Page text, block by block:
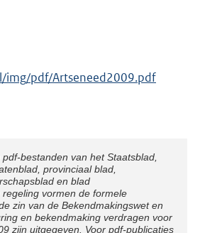
img/pdf/Artseneed2009.pdf
bestanden van het Staatsblad,
provinciaal blad,
en blad
vormen de formele
zin van de Bekendmakingswet en
en bekendmaking verdragen voor
zijn uitgegeven. Voor pdf-publicaties